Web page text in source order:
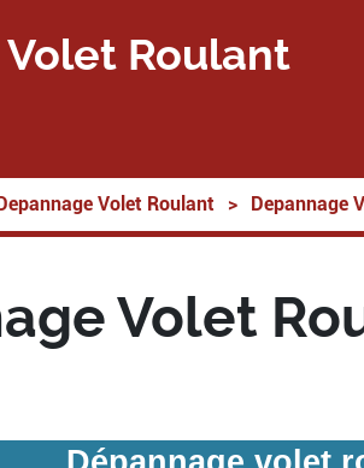
Roulant
Volet Roulant > Depannage
Volet